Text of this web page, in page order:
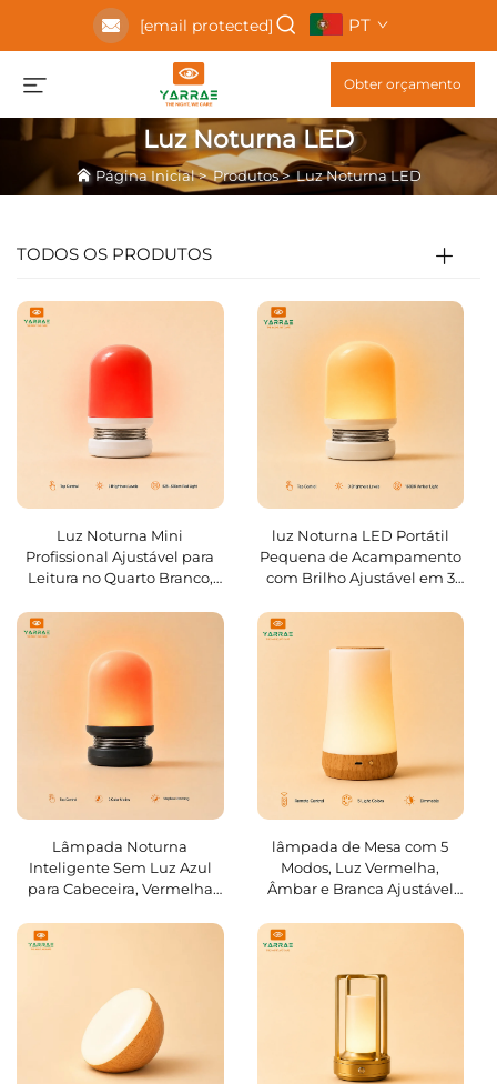
[email protected] PT
Obter orçamento
Luz Noturna LED
Página Inicial>Produtos>Luz Noturna LED
TODOS OS PRODUTOS
Luz Noturna Mini
Profissional Ajustável para
Leitura no Quarto Branco,
nm, 1,5 W, Ideal para Bebês
luz Noturna LED Portátil
Pequena de Acampamento
com Brilho Ajustável em 3
Lâmpada Noturna
Inteligente Sem Luz Azul
para Cabeceira, Vermelha
sem Fio, com Toque Sensível
lâmpada de Mesa com 5
Modos, Luz Vermelha,
Âmbar e Branca Ajustável
Quarto, Sala de Estar e